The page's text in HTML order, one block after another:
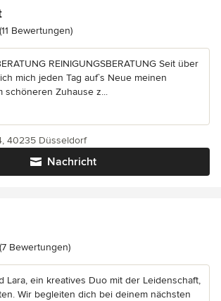
5 von 5 Sternen
(11 Bewertungen)
REINIGUNGSBERATUNG Seit über
mich jeden Tag auf`s Neue meinen
schöneren Zuhause z...
Nachricht
40235 Düsseldorf
5 von 5 Sternen
(7 Bewertungen)
Lara, ein kreatives Duo mit der Leidenschaft,
Wir begleiten dich bei deinem nächsten